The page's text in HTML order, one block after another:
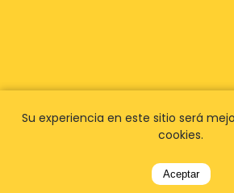
Su experiencia en este sitio será
cookies.
Aceptar